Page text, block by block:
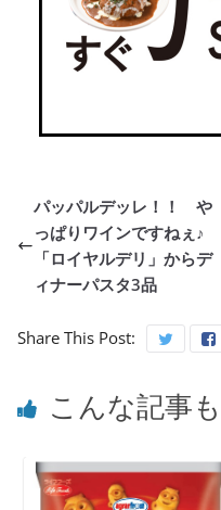
パッパルデッレ！！ や
っぱりワインですねぇ♪
「ロイヤルデリ」からデ
ィナーパスタ3品
Share This Post:
こんな記事